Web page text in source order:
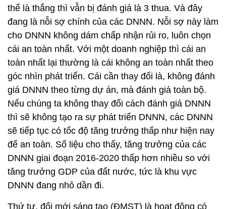
thể là thắng thì vẫn bị đánh giá là 3 thua. Và đây
đang là nỗi sợ chính của các DNNN. Nỗi sợ này làm
cho DNNN không dám chấp nhận rủi ro, luôn chọn
cái an toàn nhất. Với một doanh nghiệp thì cái an
toàn nhất lại thường là cái không an toàn nhất theo
góc nhìn phát triển. Cái cần thay đổi là, không đánh
giá DNNN theo từng dự án, mà đánh giá toàn bộ.
Nếu chúng ta không thay đổi cách đánh giá DNNN
thì sẽ không tạo ra sự phát triển DNNN, các DNNN
sẽ tiếp tục có tốc độ tăng trưởng thấp như hiện nay
để an toàn. Số liệu cho thấy, tăng trưởng của các
DNNN giai đoạn 2016-2020 thấp hơn nhiều so với
tăng trưởng GDP của đất nước, tức là khu vực
DNNN đang nhỏ dần đi.
Thứ tư, đổi mới sáng tạo (ĐMST) là hoạt động có